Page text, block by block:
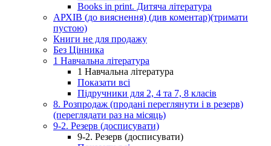
Books in print. Дитяча література
АРХІВ (до вияснення) (див коментар)(тримати
пустою)
Книги не для продажу
Без Цінника
1 Навчальна література
1 Навчальна література
Показати всі
Підручники для 2, 4 та 7, 8 класів
8. Розпродаж (продані переглянути і в резерв)
(переглядати раз на місяць)
9-2. Резерв (досписувати)
9-2. Резерв (досписувати)